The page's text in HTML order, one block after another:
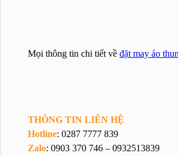
Mọi thông tin chi tiết về đặt may áo
THÔNG TIN LIÊN HỆ
Hotline: 0287 7777 839
Zalo: 0903 370 746 – 0932513839